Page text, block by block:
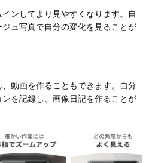
ンしてより見やすくなります。自
ュ写真で自分の変化を見ることが
動画を作ることもできます。自分
を記録し、画像日記を作ることが